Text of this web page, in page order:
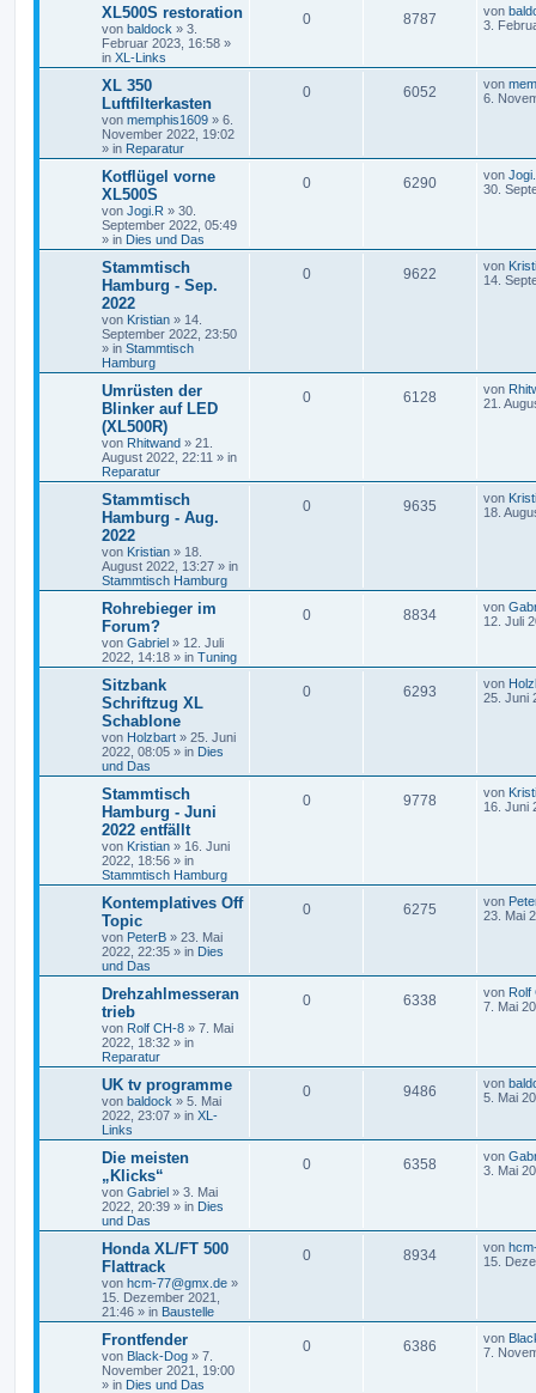
XL500S restoration
von baldock » 3.
Februar 2023, 16:58 »
in XL-Links
0 8787 von
3.
XL 350
Luftfilterkasten
von memphis1609 » 6.
November 2022, 19:02
» in Reparatur
0 6052 von
6.
Kotflügel vorne
XL500S
von Jogi.R » 30.
September 2022, 05:49
» in Dies und Das
0 6290 von
30.
Stammtisch
Hamburg - Sep.
2022
von Kristian » 14.
September 2022, 23:50
» in Stammtisch
Hamburg
0 9622 von
14.
Umrüsten der
Blinker auf LED
(XL500R)
von Rhitwand » 21.
August 2022, 22:11 » in
Reparatur
0 6128 von
21.
Stammtisch
Hamburg - Aug.
2022
von Kristian » 18.
August 2022, 13:27 » in
Stammtisch Hamburg
0 9635 von
18.
Rohrebieger im
Forum?
von Gabriel » 12. Juli
2022, 14:18 » in Tuning
0 8834 von
12. Juli
Sitzbank
Schriftzug XL
Schablone
von Holzbart » 25. Juni
2022, 08:05 » in Dies
und Das
0 6293 von
25. Juni
Stammtisch
Hamburg - Juni
2022 entfällt
von Kristian » 16. Juni
2022, 18:56 » in
Stammtisch Hamburg
0 9778 von
16. Juni
Kontemplatives Off
Topic
von PeterB » 23. Mai
2022, 22:35 » in Dies
und Das
0 6275 von
23. Mai
Drehzahlmesseran
trieb
von Rolf CH-8 » 7. Mai
2022, 18:32 » in
Reparatur
0 6338 von Rolf
7. Mai
UK tv programme
von baldock » 5. Mai
2022, 23:07 » in XL-
Links
0 9486 von
5. Mai
Die meisten
„Klicks“
von Gabriel » 3. Mai
2022, 20:39 » in Dies
und Das
0 6358 von
3. Mai
Honda XL/FT 500
Flattrack
von hcm-77@gmx.de »
15. Dezember 2021,
21:46 » in Baustelle
0 8934 von
15.
Frontfender
von Black-Dog » 7.
November 2021, 19:00
» in Dies und Das
0 6386 von
7.